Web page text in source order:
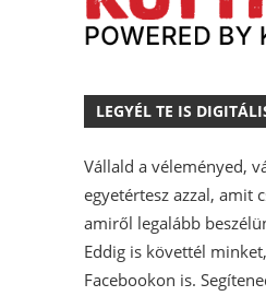
LEGYÉL TE IS
Vállald a véleményed,
egyetértesz azzal, amit
amiről legalább
Eddig is követtél
Facebookon is.